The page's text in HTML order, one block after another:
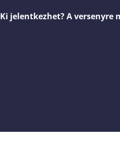
Ki jelentkezhet? A